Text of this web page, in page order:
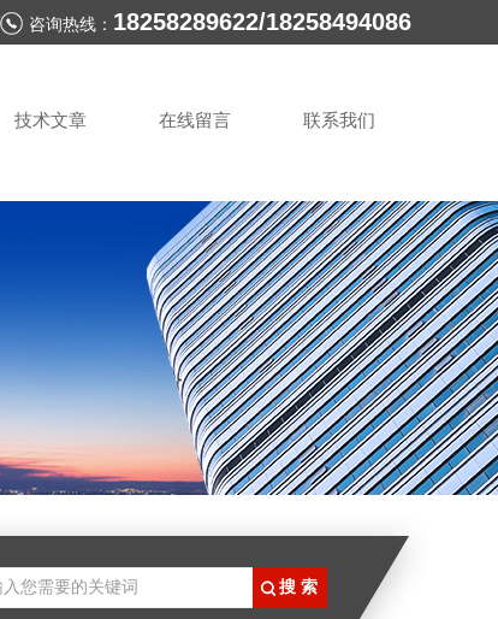
咨询热线： 18258289622/18258494086
技术文章 在线留言 联系我们